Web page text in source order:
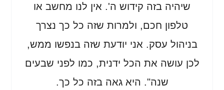
שיהיה בזה קידוש ה'. אין לנו מחשב או
טלפון חכם, ולמרות שזה כל כך נצרך
בניהול עסק. אני יודעת שזה בנפשו ממש,
לכן עושה את הכל ידנית, כמו לפני שבעים
שנה". היא גאה בזה כל כך.